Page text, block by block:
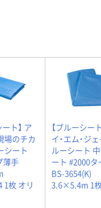
ト】 ア
場のチカ
シート
薄手
1枚 オリ
【ブルーシー
イ・エム・ジ
ルーシート
ート #2000タ
BS-3654(K)
3.6×5.4m 1